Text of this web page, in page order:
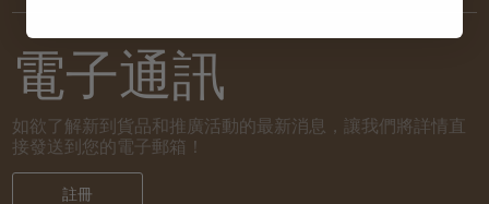
電子通訊
如欲了解新到貨品和推廣活動的最新消息，讓我們將詳情直
接發送到您的電子郵箱！
註冊